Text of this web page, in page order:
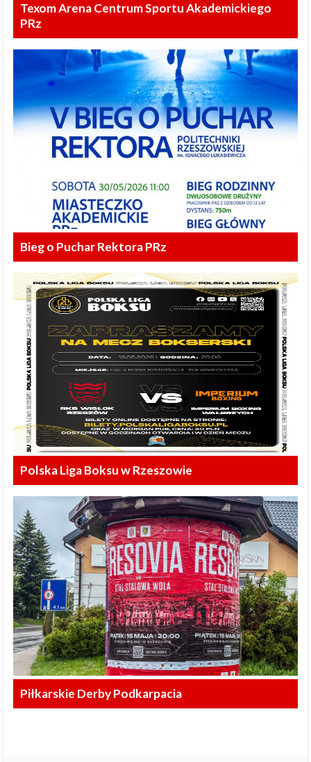
Texom Arena Centrum Sportu Akademickiego
PRz
Bieg o Puchar Rektora PRz
Polska Liga Boksu w Rzeszowie
Piłkarskie Derby Podkarpacia